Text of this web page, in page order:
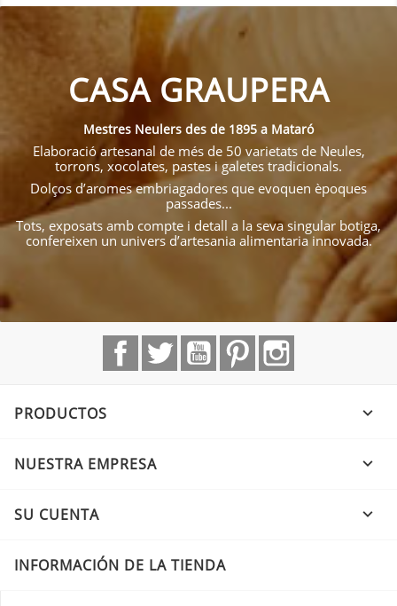
CASA GRAUPERA
Mestres Neulers des de 1895 a Mataró
Elaboració artesanal de més de 50 varietats de Neules,
torrons, xocolates, pastes i galetes tradicionals.
Dolços d’aromes embriagadores que evoquen èpoques
passades...
Tots, exposats amb compte i detall a la seva singular botiga,
confereixen un univers d’artesania alimentaria innovada.
FacebookTwitter YouTubePinterest
PRODUCTOS 
NUESTRA EMPRESA 
SU CUENTA 
INFORMACIÓN DE LA TIENDA